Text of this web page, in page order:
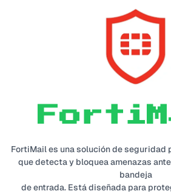
FortiMail es una solución de seguridad
que detecta y bloquea amenazas
bandeja
de entrada. Está diseñada para